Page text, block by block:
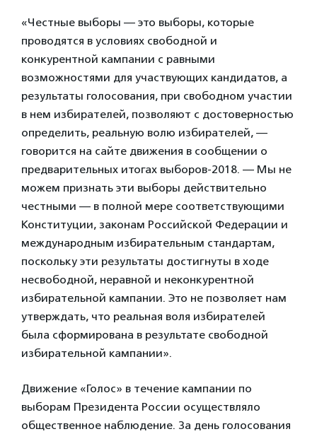
«Честные выборы — это выборы, которые
проводятся в условиях свободной и
конкурентной кампании с равными
возможностями для участвующих кандидатов, а
результаты голосования, при свободном участии
в нем избирателей, позволяют с достоверностью
определить, реальную волю избирателей, —
говорится на сайте движения в сообщении о
предварительных итогах выборов-2018. — Мы не
можем признать эти выборы действительно
честными — в полной мере соответствующими
Конституции, законам Российской Федерации и
международным избирательным стандартам,
поскольку эти результаты достигнуты в ходе
несвободной, неравной и неконкурентной
избирательной кампании. Это не позволяет нам
утверждать, что реальная воля избирателей
была сформирована в результате свободной
избирательной кампании».
Движение «Голос» в течение кампании по
выборам Президента России осуществляло
общественное наблюдение. За день голосования